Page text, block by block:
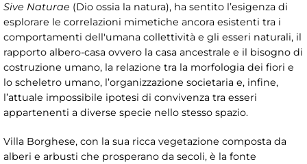
Sive Naturae (Dio ossia la natura), ha sentito l’esigenza di
esplorare le correlazioni mimetiche ancora esistenti tra i
comportamenti dell'umana collettività e gli esseri naturali, il
rapporto albero-casa ovvero la casa ancestrale e il bisogno di
costruzione umano, la relazione tra la morfologia dei fiori e
lo scheletro umano, l’organizzazione societaria e, infine,
l’attuale impossibile ipotesi di convivenza tra esseri
appartenenti a diverse specie nello stesso spazio.
Villa Borghese, con la sua ricca vegetazione composta da
alberi e arbusti che prosperano da secoli, è la fonte